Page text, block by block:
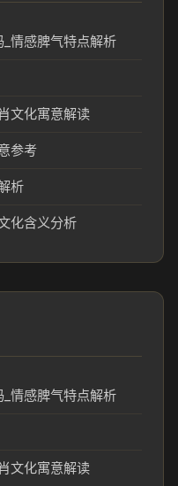
情感脾气特点解析
文化寓意解读
参考
析
化含义分析
情感脾气特点解析
文化寓意解读